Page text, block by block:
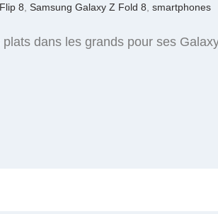
8 Samsung Galaxy Z Fold 8 smartphones
dans les grands pour ses